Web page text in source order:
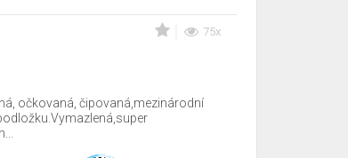
75x
očkovaná, čipovaná,mezinárodní